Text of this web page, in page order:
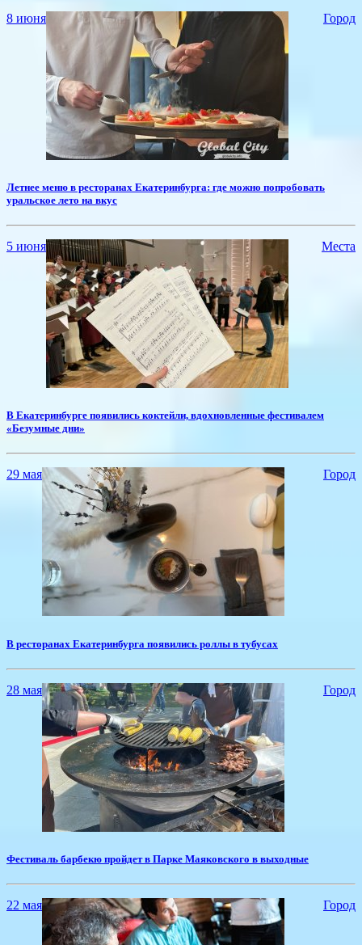
8 июня Город
​Летнее меню в ресторанах Екатеринбурга: где можно попробовать
уральское лето на вкус
5 июня Места
​В Екатеринбурге появились коктейли, вдохновленные фестивалем
«Безумные дни»
29 мая Город
​В ресторанах Екатеринбурга появились роллы в тубусах
28 мая Город
​Фестиваль барбекю пройдет в Парке Маяковского в выходные
22 мая Город